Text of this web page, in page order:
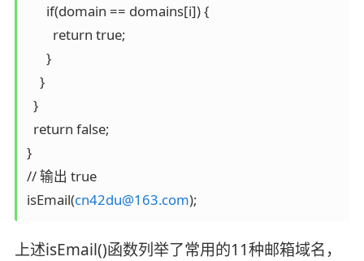
      if(domain == domains[i]) {
        return true;
      }
    }
  }
  return false;
}
// 输出 true
isEmail(cn42du@163.com);
上述isEmail()函数列举了常用的11种邮箱域名，